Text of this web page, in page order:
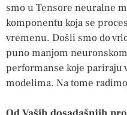
smo u Tensore neuralne
komponentu koja se
vremenu. Došli smo do
puno manjom
performanse koje pariraju
modelima. Na tome